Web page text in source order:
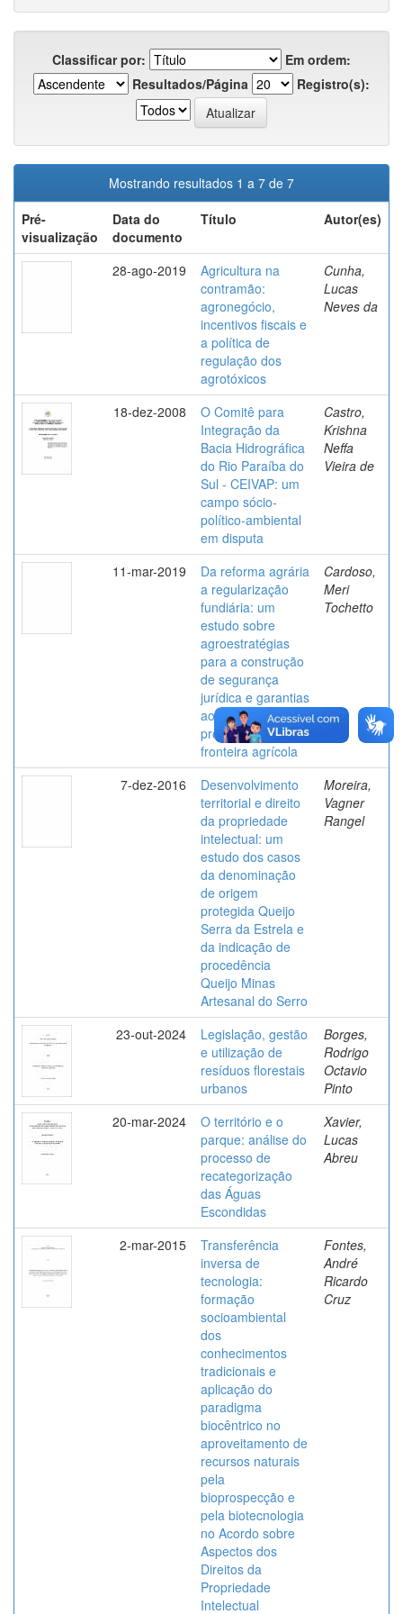
Classificar por:
Em ordem:
Resultados/Página
Registro(s):
Mostrando resultados 1 a 7 de 7
Pré-
visualização
Data do
documento
Título Autor(es)
28-ago-2019
Agricultura na
contramão:
agronegócio,
incentivos fiscais e
a política de
regulação dos
agrotóxicos
Cunha,
Lucas
Neves da
18-dez-2008
O Comitê para
Integração da
Bacia Hidrográfica
do Rio Paraíba do
Sul - CEIVAP: um
campo sócio-
político-ambiental
em disputa
Castro,
Krishna
Neffa
Vieira de
11-mar-2019
Da reforma agrária
a regularização
fundiária: um
estudo sobre
agroestratégias
para a construção
de segurança
jurídica e garantias
ao direito de
propriedade na
fronteira agrícola
Cardoso,
Meri
Tochetto
7-dez-2016
Desenvolvimento
territorial e direito
da propriedade
intelectual: um
estudo dos casos
da denominação
de origem
protegida Queijo
Serra da Estrela e
da indicação de
procedência
Queijo Minas
Artesanal do Serro
Moreira,
Vagner
Rangel
23-out-2024
Legislação, gestão
e utilização de
resíduos florestais
urbanos
Borges,
Rodrigo
Octavio
Pinto
20-mar-2024
O território e o
parque: análise do
processo de
recategorização
das Águas
Escondidas
Xavier,
Lucas
Abreu
2-mar-2015
Transferência
inversa de
tecnologia:
formação
socioambiental
dos
conhecimentos
tradicionais e
aplicação do
paradigma
biocêntrico no
aproveitamento de
recursos naturais
pela
bioprospecção e
pela biotecnologia
no Acordo sobre
Aspectos dos
Direitos da
Propriedade
Intelectual
Fontes,
André
Ricardo
Cruz